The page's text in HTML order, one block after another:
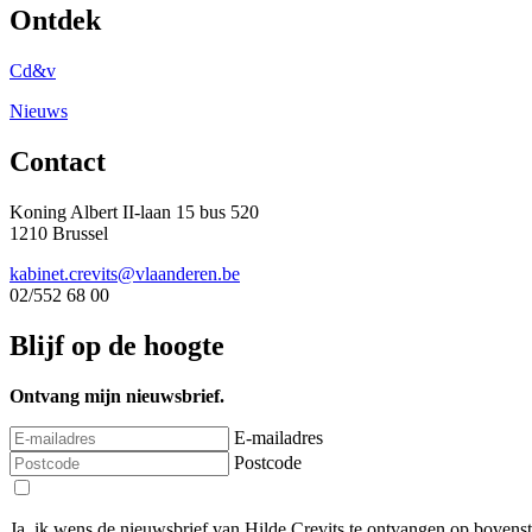
Ontdek
Cd&v
Nieuws
Contact
Koning Albert II-laan 15 bus 520
1210 Brussel
kabinet.crevits@vlaanderen.be
02/552 68 00
Blijf op de hoogte
Ontvang mijn nieuwsbrief.
E-mailadres
Postcode